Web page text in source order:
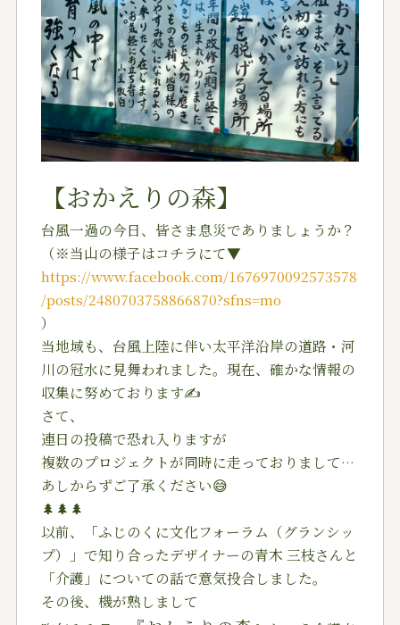
【おかえりの森】
台風一過の今日、皆さま息災でありましょうか？
（※当山の様子はコチラにて▼
https://www.facebook.com/1676970092573578
/posts/2480703758866870?sfns=mo
）
当地域も、台風上陸に伴い太平洋沿岸の道路・河
川の冠水に見舞われました。現在、確かな情報の
収集に努めております✍️
さて、
連日の投稿で恐れ入りますが
複数のプロジェクトが同時に走っておりまして…
あしからずご了承ください😅
🌲🌲🌲
以前、「ふじのくに文化フォーラム（グランシッ
プ）」で知り合ったデザイナーの青木 三枝さんと
「介護」についての話で意気投合しました。
その後、機が熟しまして